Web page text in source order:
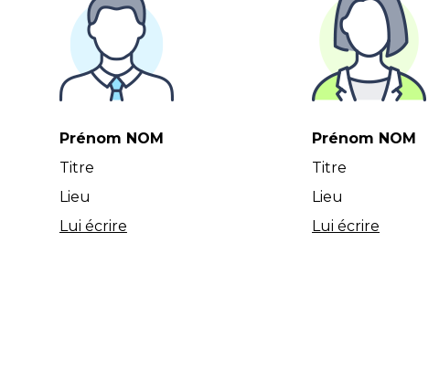
Prénom NOM
Titre
Lieu
Lui écrire
Prénom NOM
Titre
Lieu
Lui écrire